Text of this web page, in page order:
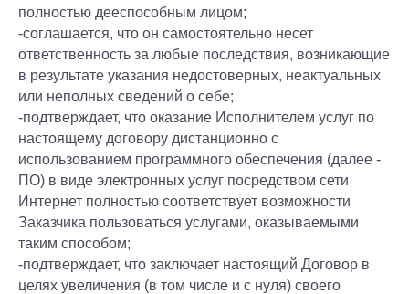
полностью дееспособным лицом;
-соглашается, что он самостоятельно несет
ответственность за любые последствия, возникающие
в результате указания недостоверных, неактуальных
или неполных сведений о себе;
-подтверждает, что оказание Исполнителем услуг по
настоящему договору дистанционно с
использованием программного обеспечения (далее -
ПО) в виде электронных услуг посредством сети
Интернет полностью соответствует возможности
Заказчика пользоваться услугами, оказываемыми
таким способом;
-подтверждает, что заключает настоящий Договор в
целях увеличения (в том числе и с нуля) своего